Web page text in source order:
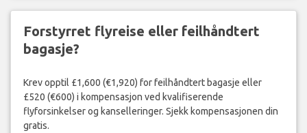
Forstyrret flyreise eller feilhåndtert
bagasje?
Krev opptil £1,600 (€1,920) for feilhåndtert bagasje eller
£520 (€600) i kompensasjon ved kvalifiserende
flyforsinkelser og kanselleringer. Sjekk kompensasjonen din
gratis.